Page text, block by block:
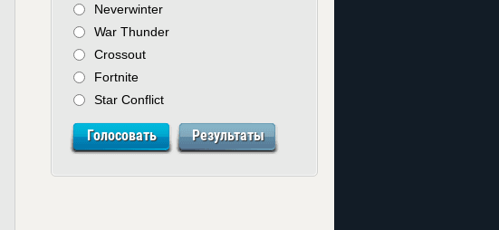
Neverwinter
War Thunder
Crossout
Fortnite
Star Conflict